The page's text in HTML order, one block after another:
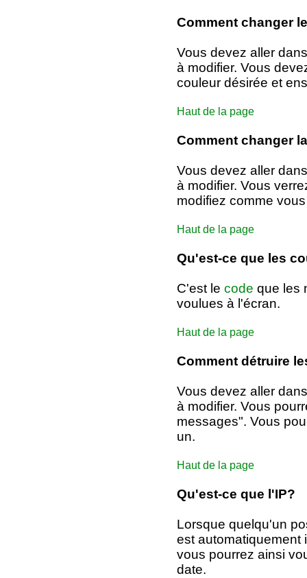
Comment changer
Vous devez aller
à modifier. Vous
couleur désirée et
Haut de la page
Comment changer
Vous devez aller
à modifier. Vous
modifiez comme
Haut de la page
Qu'est-ce que les
C'est le code que les
voulues à l'écran.
Haut de la page
Comment détruire
Vous devez aller
à modifier. Vous
messages". Vous
un.
Haut de la page
Qu'est-ce que l'IP?
Lorsque quelqu'un
est automatiquement
vous pourrez ainsi
date.